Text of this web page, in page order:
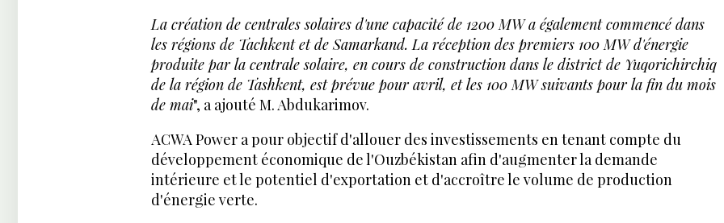
La création de centrales solaires d'une capacité de 1200 MW a également commencé dans
les régions de Tachkent et de Samarkand. La réception des premiers 100 MW d'énergie
produite par la centrale solaire, en cours de construction dans le district de Yuqorichirchiq
de la région de Tashkent, est prévue pour avril, et les 100 MW suivants pour la fin du mois
de mai", a ajouté M. Abdukarimov.
ACWA Power a pour objectif d'allouer des investissements en tenant compte du
développement économique de l'Ouzbékistan afin d'augmenter la demande
intérieure et le potentiel d'exportation et d'accroître le volume de production
d'énergie verte.